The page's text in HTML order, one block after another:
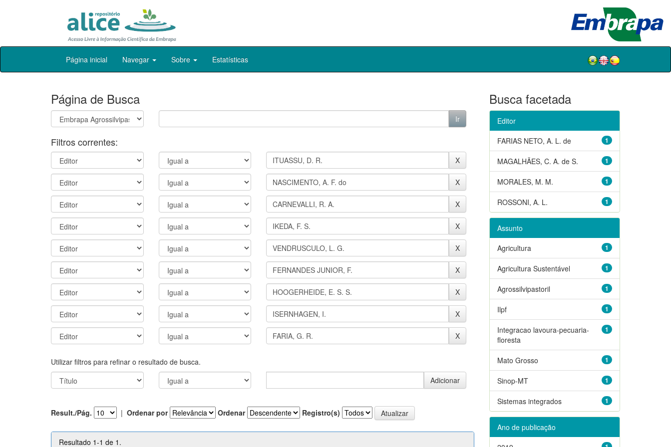
Skip
Página inicial Navegar Sobre Estatísticas
Página de Busca
Filtros correntes:
Utilizar filtros para refinar o resultado de busca.
Result./Pág. | Ordenar por Ordenar Registro(s)
Resultado 1-1 de 1.
Busca facetada
Editor
1
FARIAS NETO, A. L. de
1
MAGALHÃES, C. A. de S.
1
MORALES, M. M.
1
ROSSONI, A. L.
Assunto
1
Agricultura
1
Agricultura Sustentável
1
Agrossilvipastoril
1
Ilpf
1
Integracao lavoura-pecuaria-
floresta
1
Mato Grosso
1
Sinop-MT
1
Sistemas integrados
Ano de publicação